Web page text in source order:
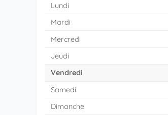
Lundi
Mardi
Mercredi
Jeudi
Vendredi
Samedi
Dimanche